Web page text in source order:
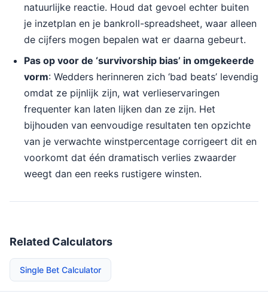
natuurlijke reactie. Houd dat gevoel echter buiten
je inzetplan en je bankroll-spreadsheet, waar alleen
de cijfers mogen bepalen wat er daarna gebeurt.
Pas op voor de ‘survivorship bias’ in omgekeerde
vorm: Wedders herinneren zich ‘bad beats’ levendig
omdat ze pijnlijk zijn, wat verlieservaringen
frequenter kan laten lijken dan ze zijn. Het
bijhouden van eenvoudige resultaten ten opzichte
van je verwachte winstpercentage corrigeert dit en
voorkomt dat één dramatisch verlies zwaarder
weegt dan een reeks rustigere winsten.
Related Calculators
Single Bet Calculator